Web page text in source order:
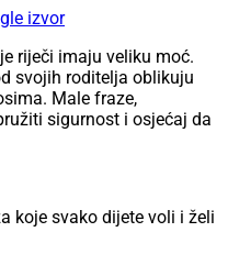
izvor
riječi imaju veliku moć.
svojih roditelja oblikuju
Male fraze,
sigurnost i osjećaj da
koje svako dijete voli i želi